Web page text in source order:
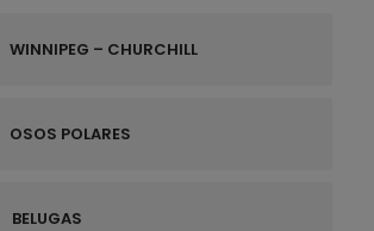
WINNIPEG – CHURCHILL
OSOS POLARES
BELUGAS